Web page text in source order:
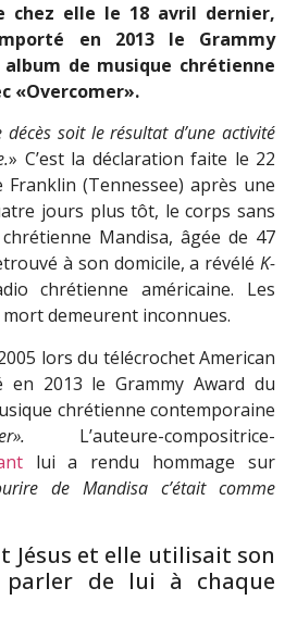
chez elle le 18 avril dernier,
en 2013 le Grammy
de musique chrétienne
«Overcomer».
décès soit le résultat d’une activité
» C’est la déclaration faite le 22
(Tennessee) après une
jours plus tôt, le corps sans
Mandisa, âgée de 47
à son domicile, a révélé K-
chrétienne américaine. Les
mort demeurent inconnues.
lors du télécrochet American
en 2013 le Grammy Award du
chrétienne contemporaine
L’auteure-compositrice-
lui a rendu hommage sur
de Mandisa c’était comme
Jésus et elle utilisait son
parler de lui à chaque